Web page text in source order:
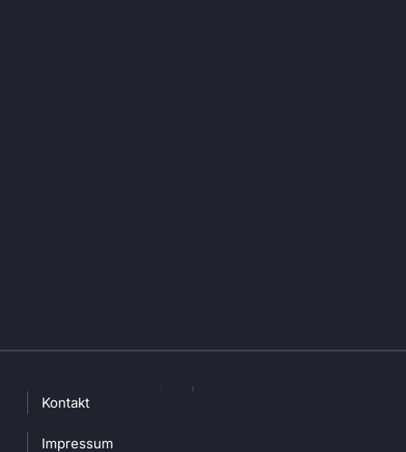
Kontakt
Impressum